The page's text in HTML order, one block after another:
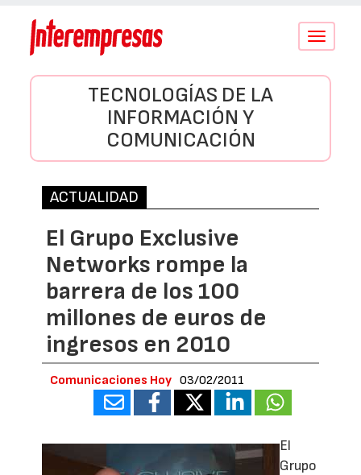
Conmutar
TECNOLOGÍAS DE LA
INFORMACIÓN Y
COMUNICACIÓN
ACTUALIDAD
El Grupo Exclusive
Networks rompe la
barrera de los 100
millones de euros de
ingresos en 2010
Comunicaciones Hoy 03/02/2011
El
Grupo